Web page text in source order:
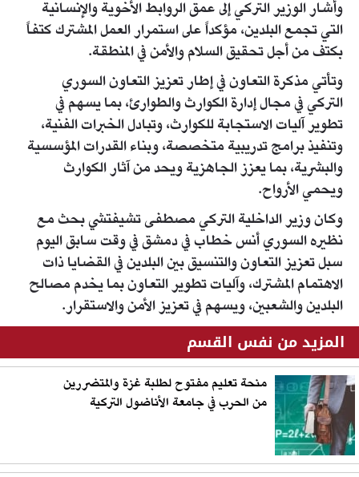
وأشار الوزير التركي إلى عمق الروابط الأخوية والإنسانية
التي ‏تجمع البلدين، مؤكداً على استمرار العمل المشترك كتفاً
بكتف ‏من أجل تحقيق السلام والأمن في المنطقة.‏
وتأتي مذكرة التعاون في إطار تعزيز التعاون السوري
التركي ‏في مجال إدارة الكوارث والطوارئ، بما يسهم في
تطوير آليات ‏الاستجابة للكوارث، وتبادل الخبرات الفنية،
وتنفيذ برامج ‏تدريبية متخصصة، وبناء القدرات المؤسسية
والبشرية، بما ‏يعزز الجاهزية ويحد من آثار الكوارث
ويحمي الأرواح.‏
وكان وزير الداخلية التركي مصطفى تشيفتشي بحث مع
نظيره ‏السوري أنس خطاب في دمشق في وقت سابق اليوم
سبل تعزيز ‏التعاون والتنسيق بين البلدين في القضايا ذات
الاهتمام المشترك، ‏وآليات تطوير التعاون بما يخدم مصالح
البلدين والشعبين، ‏ويسهم في تعزيز الأمن والاستقرار.‏
المزيد من نفس القسم
منحة تعليم مفتوح لطلبة غزة والمتضررين
من الحرب في جامعة الأناضول التركية